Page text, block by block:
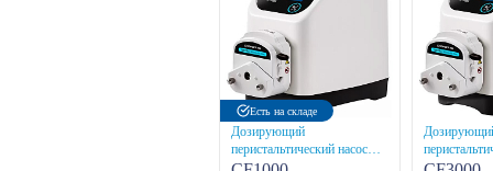
Есть на складе
Дозирующий
перистальтический насос
CF1000
CF3000